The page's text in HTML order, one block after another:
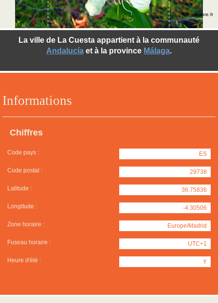
Informations
Chiffres
Code pays : ES
Code postal : 29738
Latitude : 36.75836
Longitude : -4.30506
Zone horaire : Europe/Madrid
Fuseau horaire : UTC+1
Heure d'été : Y
La ville de La Cuesta appartient à la communauté
Andalucía et à la province Málaga.
©photo-libre.fr